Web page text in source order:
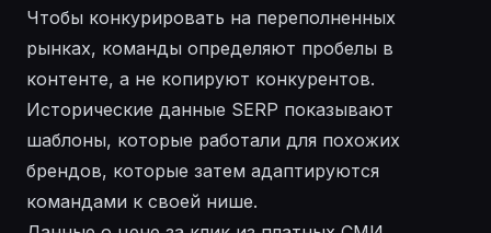
Чтобы конкурировать на переполненных
рынках, команды определяют пробелы в
контенте, а не копируют конкурентов.
Исторические данные SERP показывают
шаблоны, которые работали для похожих
брендов, которые затем адаптируются
командами к своей нише.